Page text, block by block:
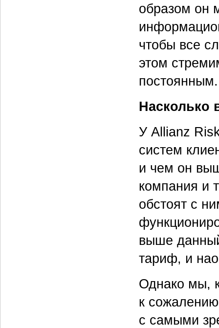
образом он
чтобы все
этом
постоянным.
Насколько
У Allianz
систем
и чем он
компания и
обстоят с
выше
тариф, и
Однако мы,
к
с самыми